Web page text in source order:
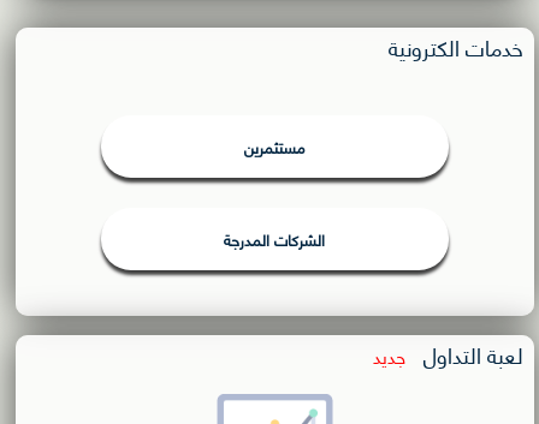
خدمات الكترونية
مستثمرين
الشركات المدرجة
لعبة التداول جديد